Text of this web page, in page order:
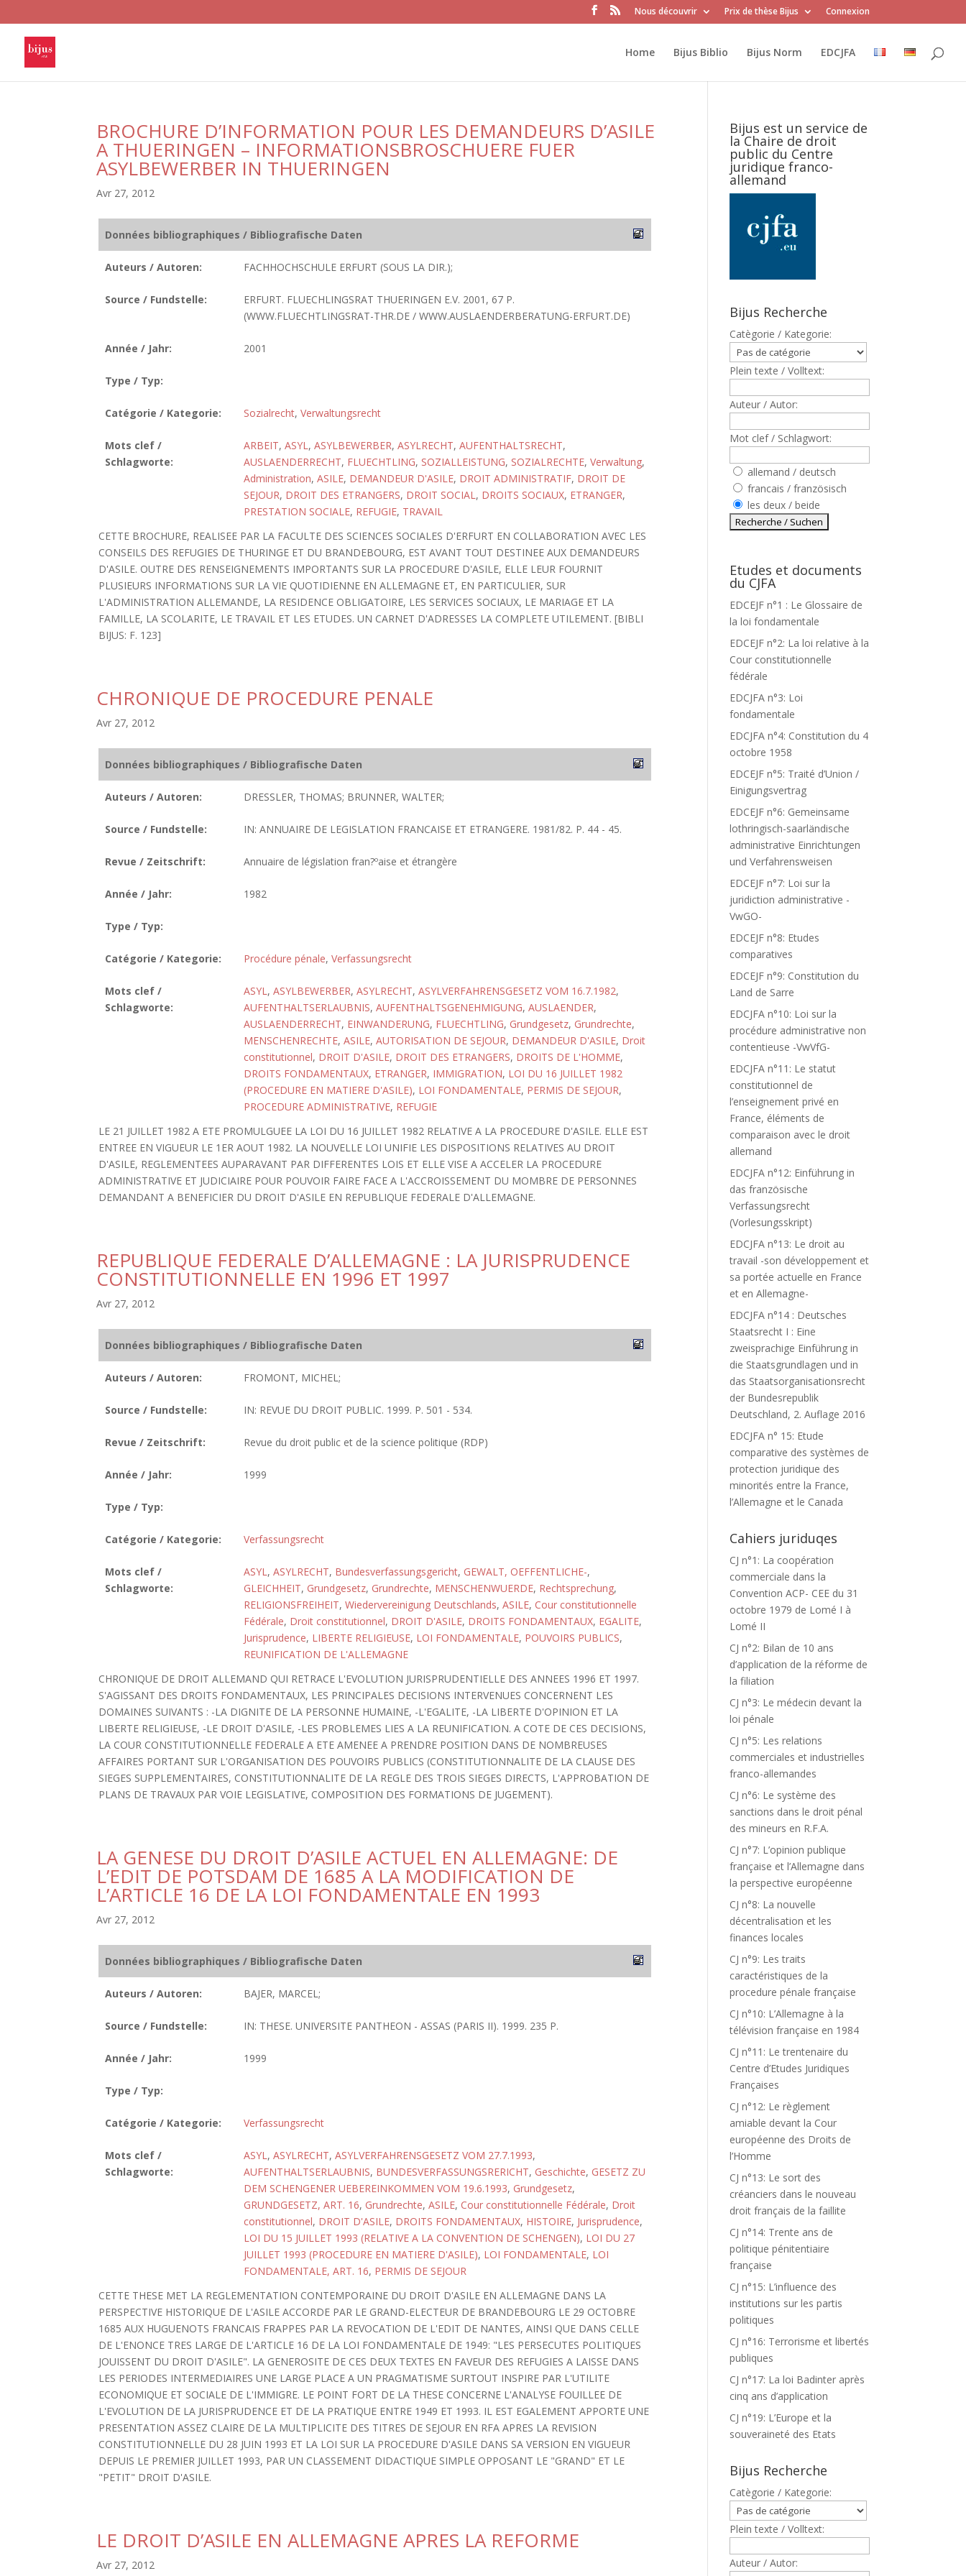
Nous découvrir Prix de thèse Bijus Connexion
Home Bijus Biblio Bijus Norm EDCJFA
BROCHURE D’INFORMATION POUR LES DEMANDEURS D’ASILE
A THUERINGEN – INFORMATIONSBROSCHUERE FUER
ASYLBEWERBER IN THUERINGEN
Avr 27, 2012
Données bibliographiques / Bibliografische Daten
Auteurs / Autoren: FACHHOCHSCHULE ERFURT (SOUS LA DIR.);
Source / Fundstelle:
ERFURT. FLUECHLINGSRAT THUERINGEN E.V. 2001, 67 P.
(WWW.FLUECHTLINGSRAT-THR.DE / WWW.AUSLAENDERBERATUNG-ERFURT.DE)
Année / Jahr: 2001
Type / Typ:
Catégorie / Kategorie: Sozialrecht, Verwaltungsrecht
Mots clef /
Schlagworte:
ARBEIT, ASYL, ASYLBEWERBER, ASYLRECHT, AUFENTHALTSRECHT,
AUSLAENDERRECHT, FLUECHTLING, SOZIALLEISTUNG, SOZIALRECHTE, Verwaltung,
Administration, ASILE, DEMANDEUR D'ASILE, DROIT ADMINISTRATIF, DROIT DE
SEJOUR, DROIT DES ETRANGERS, DROIT SOCIAL, DROITS SOCIAUX, ETRANGER,
PRESTATION SOCIALE, REFUGIE, TRAVAIL
CETTE BROCHURE, REALISEE PAR LA FACULTE DES SCIENCES SOCIALES D'ERFURT EN COLLABORATION AVEC LES
CONSEILS DES REFUGIES DE THURINGE ET DU BRANDEBOURG, EST AVANT TOUT DESTINEE AUX DEMANDEURS
D'ASILE. OUTRE DES RENSEIGNEMENTS IMPORTANTS SUR LA PROCEDURE D'ASILE, ELLE LEUR FOURNIT
PLUSIEURS INFORMATIONS SUR LA VIE QUOTIDIENNE EN ALLEMAGNE ET, EN PARTICULIER, SUR
L'ADMINISTRATION ALLEMANDE, LA RESIDENCE OBLIGATOIRE, LES SERVICES SOCIAUX, LE MARIAGE ET LA
FAMILLE, LA SCOLARITE, LE TRAVAIL ET LES ETUDES. UN CARNET D'ADRESSES LA COMPLETE UTILEMENT. [BIBLI
BIJUS: F. 123]
CHRONIQUE DE PROCEDURE PENALE
Avr 27, 2012
Données bibliographiques / Bibliografische Daten
Auteurs / Autoren: DRESSLER, THOMAS; BRUNNER, WALTER;
Source / Fundstelle: IN: ANNUAIRE DE LEGISLATION FRANCAISE ET ETRANGERE. 1981/82. P. 44 - 45.
Revue / Zeitschrift: Annuaire de législation fran?ºaise et étrangère
Année / Jahr: 1982
Type / Typ:
Catégorie / Kategorie: Procédure pénale, Verfassungsrecht
Mots clef /
Schlagworte:
ASYL, ASYLBEWERBER, ASYLRECHT, ASYLVERFAHRENSGESETZ VOM 16.7.1982,
AUFENTHALTSERLAUBNIS, AUFENTHALTSGENEHMIGUNG, AUSLAENDER,
AUSLAENDERRECHT, EINWANDERUNG, FLUECHTLING, Grundgesetz, Grundrechte,
MENSCHENRECHTE, ASILE, AUTORISATION DE SEJOUR, DEMANDEUR D'ASILE, Droit
constitutionnel, DROIT D'ASILE, DROIT DES ETRANGERS, DROITS DE L'HOMME,
DROITS FONDAMENTAUX, ETRANGER, IMMIGRATION, LOI DU 16 JUILLET 1982
(PROCEDURE EN MATIERE D'ASILE), LOI FONDAMENTALE, PERMIS DE SEJOUR,
PROCEDURE ADMINISTRATIVE, REFUGIE
LE 21 JUILLET 1982 A ETE PROMULGUEE LA LOI DU 16 JUILLET 1982 RELATIVE A LA PROCEDURE D'ASILE. ELLE EST
ENTREE EN VIGUEUR LE 1ER AOUT 1982. LA NOUVELLE LOI UNIFIE LES DISPOSITIONS RELATIVES AU DROIT
D'ASILE, REGLEMENTEES AUPARAVANT PAR DIFFERENTES LOIS ET ELLE VISE A ACCELER LA PROCEDURE
ADMINISTRATIVE ET JUDICIAIRE POUR POUVOIR FAIRE FACE A L'ACCROISSEMENT DU MOMBRE DE PERSONNES
DEMANDANT A BENEFICIER DU DROIT D'ASILE EN REPUBLIQUE FEDERALE D'ALLEMAGNE.
REPUBLIQUE FEDERALE D’ALLEMAGNE : LA JURISPRUDENCE
CONSTITUTIONNELLE EN 1996 ET 1997
Avr 27, 2012
Données bibliographiques / Bibliografische Daten
Auteurs / Autoren: FROMONT, MICHEL;
Source / Fundstelle: IN: REVUE DU DROIT PUBLIC. 1999. P. 501 - 534.
Revue / Zeitschrift: Revue du droit public et de la science politique (RDP)
Année / Jahr: 1999
Type / Typ:
Catégorie / Kategorie: Verfassungsrecht
Mots clef /
Schlagworte:
ASYL, ASYLRECHT, Bundesverfassungsgericht, GEWALT, OEFFENTLICHE-,
GLEICHHEIT, Grundgesetz, Grundrechte, MENSCHENWUERDE, Rechtsprechung,
RELIGIONSFREIHEIT, Wiedervereinigung Deutschlands, ASILE, Cour constitutionnelle
Fédérale, Droit constitutionnel, DROIT D'ASILE, DROITS FONDAMENTAUX, EGALITE,
Jurisprudence, LIBERTE RELIGIEUSE, LOI FONDAMENTALE, POUVOIRS PUBLICS,
REUNIFICATION DE L'ALLEMAGNE
CHRONIQUE DE DROIT ALLEMAND QUI RETRACE L'EVOLUTION JURISPRUDENTIELLE DES ANNEES 1996 ET 1997.
S'AGISSANT DES DROITS FONDAMENTAUX, LES PRINCIPALES DECISIONS INTERVENUES CONCERNENT LES
DOMAINES SUIVANTS : -LA DIGNITE DE LA PERSONNE HUMAINE, -L'EGALITE, -LA LIBERTE D'OPINION ET LA
LIBERTE RELIGIEUSE, -LE DROIT D'ASILE, -LES PROBLEMES LIES A LA REUNIFICATION. A COTE DE CES DECISIONS,
LA COUR CONSTITUTIONNELLE FEDERALE A ETE AMENEE A PRENDRE POSITION DANS DE NOMBREUSES
AFFAIRES PORTANT SUR L'ORGANISATION DES POUVOIRS PUBLICS (CONSTITUTIONNALITE DE LA CLAUSE DES
SIEGES SUPPLEMENTAIRES, CONSTITUTIONNALITE DE LA REGLE DES TROIS SIEGES DIRECTS, L'APPROBATION DE
PLANS DE TRAVAUX PAR VOIE LEGISLATIVE, COMPOSITION DES FORMATIONS DE JUGEMENT).
LA GENESE DU DROIT D’ASILE ACTUEL EN ALLEMAGNE: DE
L’EDIT DE POTSDAM DE 1685 A LA MODIFICATION DE
L’ARTICLE 16 DE LA LOI FONDAMENTALE EN 1993
Avr 27, 2012
Données bibliographiques / Bibliografische Daten
Auteurs / Autoren: BAJER, MARCEL;
Source / Fundstelle: IN: THESE. UNIVERSITE PANTHEON - ASSAS (PARIS II). 1999. 235 P.
Année / Jahr: 1999
Type / Typ:
Catégorie / Kategorie: Verfassungsrecht
Mots clef /
Schlagworte:
ASYL, ASYLRECHT, ASYLVERFAHRENSGESETZ VOM 27.7.1993,
AUFENTHALTSERLAUBNIS, BUNDESVERFASSUNGSRERICHT, Geschichte, GESETZ ZU
DEM SCHENGENER UEBEREINKOMMEN VOM 19.6.1993, Grundgesetz,
GRUNDGESETZ, ART. 16, Grundrechte, ASILE, Cour constitutionnelle Fédérale, Droit
constitutionnel, DROIT D'ASILE, DROITS FONDAMENTAUX, HISTOIRE, Jurisprudence,
LOI DU 15 JUILLET 1993 (RELATIVE A LA CONVENTION DE SCHENGEN), LOI DU 27
JUILLET 1993 (PROCEDURE EN MATIERE D'ASILE), LOI FONDAMENTALE, LOI
FONDAMENTALE, ART. 16, PERMIS DE SEJOUR
CETTE THESE MET LA REGLEMENTATION CONTEMPORAINE DU DROIT D'ASILE EN ALLEMAGNE DANS LA
PERSPECTIVE HISTORIQUE DE L'ASILE ACCORDE PAR LE GRAND-ELECTEUR DE BRANDEBOURG LE 29 OCTOBRE
1685 AUX HUGUENOTS FRANCAIS FRAPPES PAR LA REVOCATION DE L'EDIT DE NANTES, AINSI QUE DANS CELLE
DE L'ENONCE TRES LARGE DE L'ARTICLE 16 DE LA LOI FONDAMENTALE DE 1949: "LES PERSECUTES POLITIQUES
JOUISSENT DU DROIT D'ASILE". LA GENEROSITE DE CES DEUX TEXTES EN FAVEUR DES REFUGIES A LAISSE DANS
LES PERIODES INTERMEDIAIRES UNE LARGE PLACE A UN PRAGMATISME SURTOUT INSPIRE PAR L'UTILITE
ECONOMIQUE ET SOCIALE DE L'IMMIGRE. LE POINT FORT DE LA THESE CONCERNE L'ANALYSE FOUILLEE DE
L'EVOLUTION DE LA JURISPRUDENCE ET DE LA PRATIQUE ENTRE 1949 ET 1993. IL EST EGALEMENT APPORTE UNE
PRESENTATION ASSEZ CLAIRE DE LA MULTIPLICITE DES TITRES DE SEJOUR EN RFA APRES LA REVISION
CONSTITUTIONNELLE DU 28 JUIN 1993 ET LA LOI SUR LA PROCEDURE D'ASILE DANS SA VERSION EN VIGUEUR
DEPUIS LE PREMIER JUILLET 1993, PAR UN CLASSEMENT DIDACTIQUE SIMPLE OPPOSANT LE "GRAND" ET LE
"PETIT" DROIT D'ASILE.
LE DROIT D’ASILE EN ALLEMAGNE APRES LA REFORME
Avr 27, 2012
Bijus est un service de
la Chaire de droit
public du Centre
juridique franco-
allemand
Bijus Recherche
Catègorie / Kategorie:
Plein texte / Volltext:
Auteur / Autor:
Mot clef / Schlagwort:
allemand / deutsch
francais / französisch
les deux / beide
Etudes et documents
du CJFA
EDCEJF n°1 : Le Glossaire de
la loi fondamentale
EDCEJF n°2: La loi relative à la
Cour constitutionnelle
fédérale
EDCJFA n°3: Loi
fondamentale
EDCJFA n°4: Constitution du 4
octobre 1958
EDCEJF n°5: Traité d’Union /
Einigungsvertrag
EDCEJF n°6: Gemeinsame
lothringisch-saarländische
administrative Einrichtungen
und Verfahrensweisen
EDCEJF n°7: Loi sur la
juridiction administrative -
VwGO-
EDCEJF n°8: Etudes
comparatives
EDCEJF n°9: Constitution du
Land de Sarre
EDCJFA n°10: Loi sur la
procédure administrative non
contentieuse -VwVfG-
EDCJFA n°11: Le statut
constitutionnel de
l’enseignement privé en
France, éléments de
comparaison avec le droit
allemand
EDCJFA n°12: Einführung in
das französische
Verfassungsrecht
(Vorlesungsskript)
EDCJFA n°13: Le droit au
travail -son développement et
sa portée actuelle en France
et en Allemagne-
EDCJFA n°14 : Deutsches
Staatsrecht I : Eine
zweisprachige Einführung in
die Staatsgrundlagen und in
das Staatsorganisationsrecht
der Bundesrepublik
Deutschland, 2. Auflage 2016
EDCJFA n° 15: Etude
comparative des systèmes de
protection juridique des
minorités entre la France,
l’Allemagne et le Canada
Cahiers juriduqes
CJ n°1: La coopération
commerciale dans la
Convention ACP- CEE du 31
octobre 1979 de Lomé I à
Lomé II
CJ n°2: Bilan de 10 ans
d’application de la réforme de
la filiation
CJ n°3: Le médecin devant la
loi pénale
CJ n°5: Les relations
commerciales et industrielles
franco-allemandes
CJ n°6: Le système des
sanctions dans le droit pénal
des mineurs en R.F.A.
CJ n°7: L’opinion publique
française et l’Allemagne dans
la perspective européenne
CJ n°8: La nouvelle
décentralisation et les
finances locales
CJ n°9: Les traits
caractéristiques de la
procedure pénale française
CJ n°10: L’Allemagne à la
télévision française en 1984
CJ n°11: Le trentenaire du
Centre d’Etudes Juridiques
Françaises
CJ n°12: Le règlement
amiable devant la Cour
européenne des Droits de
l’Homme
CJ n°13: Le sort des
créanciers dans le nouveau
droit français de la faillite
CJ n°14: Trente ans de
politique pénitentiaire
française
CJ n°15: L’influence des
institutions sur les partis
politiques
CJ n°16: Terrorisme et libertés
publiques
CJ n°17: La loi Badinter après
cinq ans d’application
CJ n°19: L’Europe et la
souveraineté des Etats
Bijus Recherche
Catègorie / Kategorie:
Plein texte / Volltext:
Auteur / Autor: